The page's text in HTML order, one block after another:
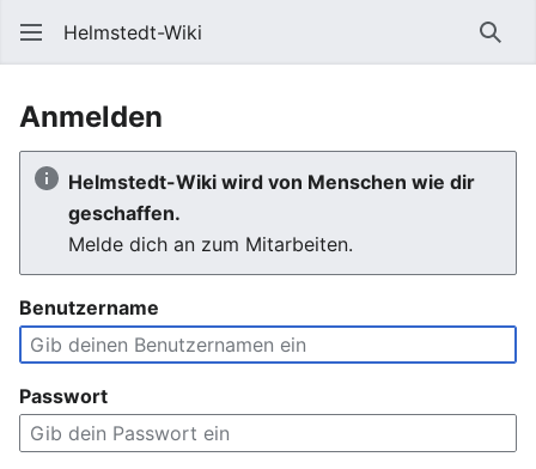
Helmstedt-Wiki
Anmelden
Helmstedt-Wiki wird von Menschen wie dir
geschaffen.
Melde dich an zum Mitarbeiten.
Benutzername
Passwort